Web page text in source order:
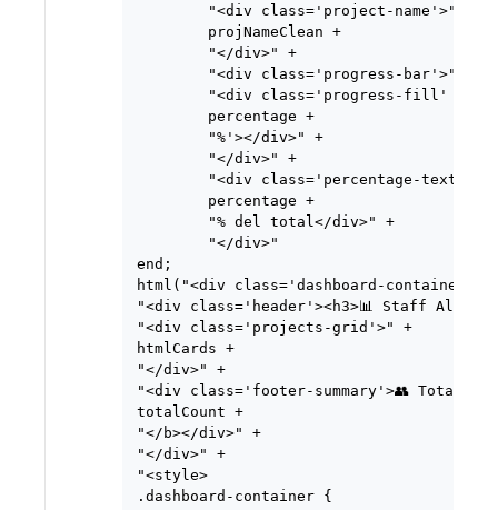
        "<div class='project-name'>" +
        projNameClean +
        "</div>" +
        "<div class='progress-bar'>" +
"<div class='progress-fill'
        percentage +
        "%'></div>" +
        "</div>" +
"<div class='percentage-text'>"
        percentage +
        "% del total</div>" +
        "</div>"
end;
html("<div class='dashboard-container'>"
"<div class='header'><h3>📊 Staff
"<div class='projects-grid'>" +
htmlCards +
"</div>" +
"<div class='footer-summary'>👥 Total
totalCount +
"</b></div>" +
"</div>" +
"<style>
.dashboard-container {